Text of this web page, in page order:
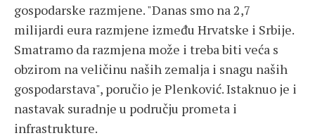
gospodarske razmjene. "Danas smo na 2,7
milijardi eura razmjene između Hrvatske i Srbije.
Smatramo da razmjena može i treba biti veća s
obzirom na veličinu naših zemalja i snagu naših
gospodarstava", poručio je Plenković. Istaknuo je i
nastavak suradnje u području prometa i
infrastrukture.